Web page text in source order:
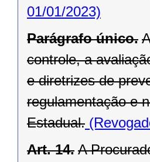
01/01/2023)
Parágrafo único.
controle, a
e diretrizes de
regulamentação e
Estadual.
Art. 14. A